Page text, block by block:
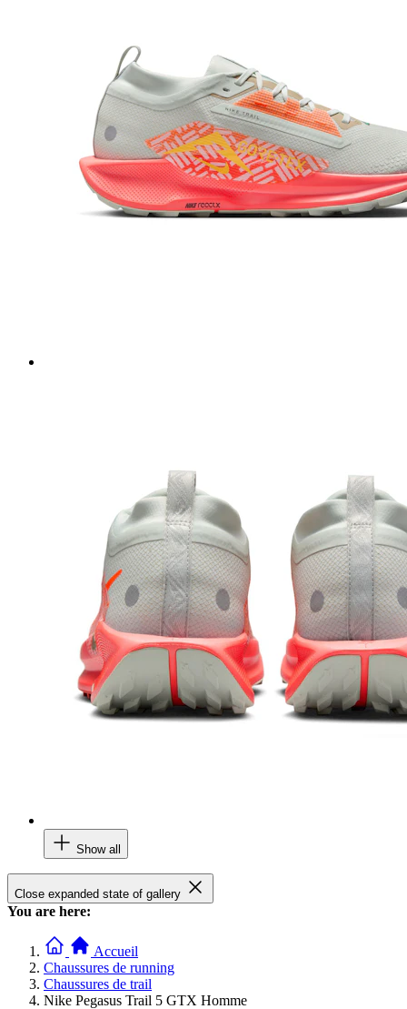
Show all
Close expanded state of gallery
You are here:
Accueil
Chaussures de running
Chaussures de trail
Nike Pegasus Trail 5 GTX Homme